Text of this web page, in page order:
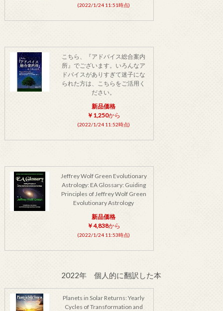
(2022/1/24 11:51時点)
こちら、『アドバイス総合案内
所』でございます。いろんなア
ドバイスがありすぎて迷子にな
られた方は、こちらをご活用く
ださい。
新品価格
￥1,250から
(2022/1/24 11:52時点)
Jeffrey Wolf Green Evolutionary
Astrology: EA Glossary: Guiding
Principles of Jeffrey Wolf Green
Evolutionary Astrology
新品価格
￥4,838から
(2022/1/24 11:53時点)
2022年 個人的に翻訳した本
Planets in Solar Returns: Yearly
Cycles of Transformation and